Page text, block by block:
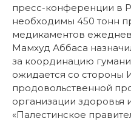
пресс-конференции в
необходимы 450 тонн
медикаментов
Мамхуд Аббаса
за координацию
ожидается со стороны
продовольственной
организации здоровья
«Палестинское